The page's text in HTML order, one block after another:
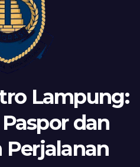
Lampung:
dan